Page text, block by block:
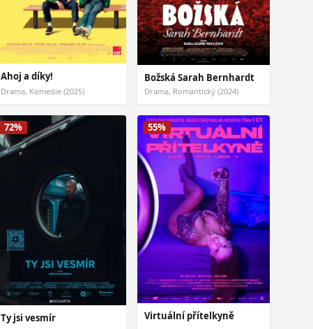
Ahoj a díky!
Drama, Komedie (2025)
Božská Sarah Bernhardt
Drama, Romantický (2024)
72%
Ty jsi vesmír
55%
Virtuální přítelkyně